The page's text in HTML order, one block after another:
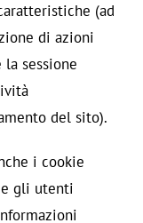
(ad
di azioni
sessione
del sito).
i cookie
gli utenti